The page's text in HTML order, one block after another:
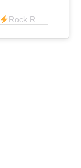
Rock Radio (@chamarockradio)